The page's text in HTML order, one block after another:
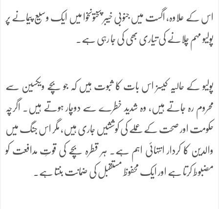
اس کے علاوہ، اگست میں جنوبی خیبر پختونخوا میں ایک وسیع پیمانے پر
پولیو مہم چلانے کی تیاری بھی کی جا رہی ہے۔
پولیو کے حالیہ کیسز اس بات کا ثبوت ہیں کہ جو بچے ویکسین سے
محروم رہ جاتے ہیں، وہ شدید خطرے سے دوچار ہوتے ہیں۔ اگرچہ
حکومت اور صحت کے عملے کی کوششیں جاری ہیں، مگر اس جنگ میں
والدین کا کردار انتہائی اہم ہے۔ ہر قطرہ بچے کی قوتِ مدافعت کو
مضبوط کرتا ہے اور ایک محفوظ مستقبل کی ضمانت بنتا ہے۔